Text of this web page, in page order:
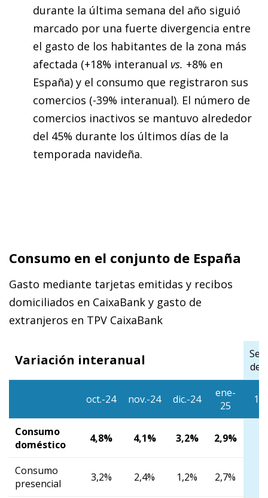
durante la última semana del año siguió
marcado por una fuerte divergencia entre
el gasto de los habitantes de la zona más
afectada (+18% interanual vs. +8% en
España) y el consumo que registraron sus
comercios (-39% interanual). El número de
comercios inactivos se mantuvo alrededor
del 45% durante los últimos días de la
temporada navideña.
Consumo en el conjunto de España
Gasto mediante tarjetas emitidas y recibos
domiciliados en CaixaBank y gasto de
extranjeros en TPV CaixaBank
Variación interanual
de
oct.-24 nov.-24 dic.-24
ene-
25
1/
Consumo
doméstico
4,8% 4,1% 3,2% 2,9%
Consumo
presencial
3,2% 2,4% 1,2% 2,7%